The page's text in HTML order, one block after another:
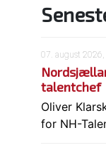
07. august 2026,
talentchef
Oliver
for NH-